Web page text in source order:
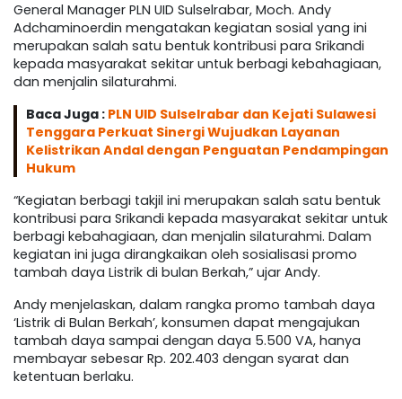
General Manager PLN UID Sulselrabar, Moch. Andy
Adchaminoerdin mengatakan kegiatan sosial yang ini
merupakan salah satu bentuk kontribusi para Srikandi
kepada masyarakat sekitar untuk berbagi kebahagiaan,
dan menjalin silaturahmi.
Baca Juga : PLN UID Sulselrabar dan Kejati Sulawesi
Tenggara Perkuat Sinergi Wujudkan Layanan
Kelistrikan Andal dengan Penguatan Pendampingan
Hukum
“Kegiatan berbagi takjil ini merupakan salah satu bentuk
kontribusi para Srikandi kepada masyarakat sekitar untuk
berbagi kebahagiaan, dan menjalin silaturahmi. Dalam
kegiatan ini juga dirangkaikan oleh sosialisasi promo
tambah daya Listrik di bulan Berkah,” ujar Andy.
Andy menjelaskan, dalam rangka promo tambah daya
‘Listrik di Bulan Berkah’, konsumen dapat mengajukan
tambah daya sampai dengan daya 5.500 VA, hanya
membayar sebesar Rp. 202.403 dengan syarat dan
ketentuan berlaku.